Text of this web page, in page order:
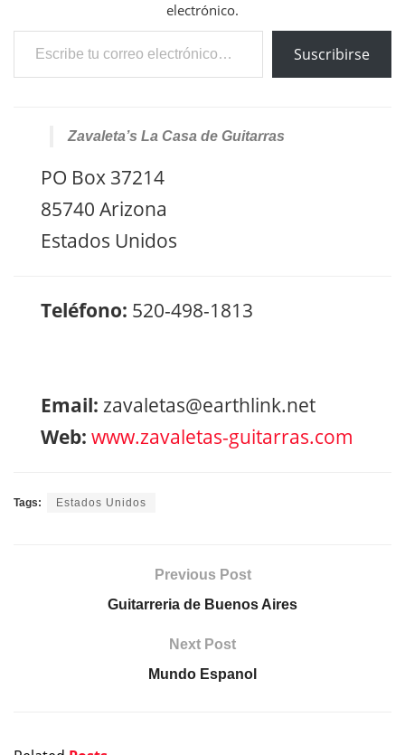
electrónico.
Escribe tu correo electrónico…
Suscribirse
Zavaleta’s La Casa de Guitarras
PO Box 37214
85740 Arizona
Estados Unidos
Teléfono: 520-498-1813
Email: zavaletas@earthlink.net
Web: www.zavaletas-guitarras.com
Tags: Estados Unidos
Previous Post
Guitarreria de Buenos Aires
Next Post
Mundo Espanol